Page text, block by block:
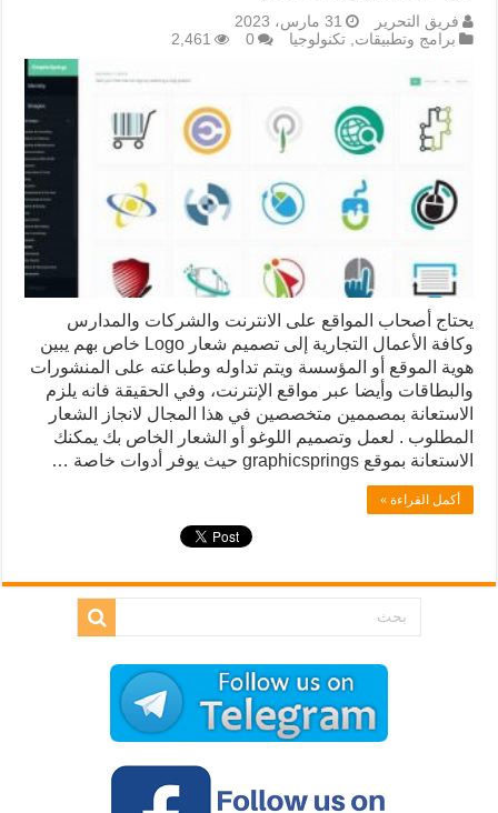
فريق التحرير
31 مارس، 2023
برامج وتطبيقات, تكنولوجيا 0
2,461
يحتاج أصحاب المواقع على الانترنت والشركات والمدارس
وكافة الأعمال التجارية إلى تصميم شعار Logo خاص بهم يبين
هوية الموقع أو المؤسسة ويتم تداوله وطباعته على المنشورات
والبطاقات وأيضا عبر مواقع الإنترنت، وفي الحقيقة فانه يلزم
الاستعانة بمصممين متخصصين في هذا المجال لانجاز الشعار
المطلوب . لعمل وتصميم اللوغو أو الشعار الخاص بك يمكنك
الاستعانة بموقع graphicsprings حيث يوفر أدوات خاصة …
أكمل القراءة »